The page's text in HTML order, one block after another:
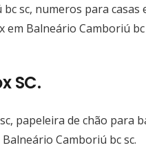
sc, numeros para casas
em Balneário Camboriú bc
SC.
papeleira de chão para
Camboriú bc sc.
aço inox escovado
caixa aço inox Balneário
aço inox iate Balneário
inox puxadores Balneário